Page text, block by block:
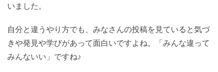
いました。
自分と違うやり方でも、みなさんの投稿を見ていると気づ
きや発見や学びがあって面白いですよね。「みんな違って
みんないい」ですね♪